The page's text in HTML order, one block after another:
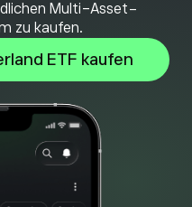
Multi-Asset-
zu kaufen.
ETF kaufen